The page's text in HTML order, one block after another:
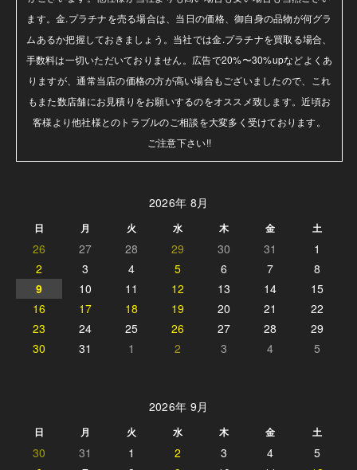
ます。金.プラチナを売る場合は、当日の価格、御自身の品物が何グラ
ムあるか把握しておきましょう。当社では金.プラチナを買取る場合、
手数料は一切いただいておりません。広告で20%〜30%upなどよくあ
りますが、通常当店の価格の方が高い場合もございましたので、これ
もまた数店舗にお見積りをお願いするのをオススメ致します。近頃お
客様より他社様とのトラブルのご相談を大変多く受けております。
ご注意下さい!!
2026年 8月
日 月 火 水 木 金 土
26 27 28 29 30 31
1
2
3 4 5 6 7
8
9
10 11 12 13 14
15
16
17 18 19 20 21
22
23
24 25 26 27 28
29
30
31 1 2 3 4 5
2026年 9月
日 月 火 水 木 金 土
30 31 1 2 3 4
5